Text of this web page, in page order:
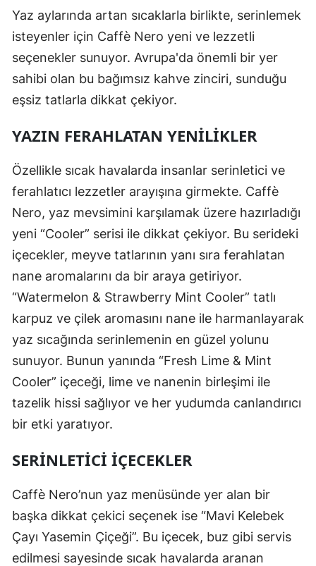
Yaz aylarında artan sıcaklarla birlikte, serinlemek
isteyenler için Caffè Nero yeni ve lezzetli
seçenekler sunuyor. Avrupa'da önemli bir yer
sahibi olan bu bağımsız kahve zinciri, sunduğu
eşsiz tatlarla dikkat çekiyor.
YAZIN FERAHLATAN YENILIKLER
Özellikle sıcak havalarda insanlar serinletici ve
ferahlatıcı lezzetler arayışına girmekte. Caffè
Nero, yaz mevsimini karşılamak üzere hazırladığı
yeni “Cooler” serisi ile dikkat çekiyor. Bu serideki
içecekler, meyve tatlarının yanı sıra ferahlatan
nane aromalarını da bir araya getiriyor.
“Watermelon & Strawberry Mint Cooler” tatlı
karpuz ve çilek aromasını nane ile harmanlayarak
yaz sıcağında serinlemenin en güzel yolunu
sunuyor. Bunun yanında “Fresh Lime & Mint
Cooler” içeceği, lime ve nanenin birleşimi ile
tazelik hissi sağlıyor ve her yudumda canlandırıcı
bir etki yaratıyor.
SERINLETICI İÇECEKLER
Caffè Nero’nun yaz menüsünde yer alan bir
başka dikkat çekici seçenek ise “Mavi Kelebek
Çayı Yasemin Çiçeği”. Bu içecek, buz gibi servis
edilmesi sayesinde sıcak havalarda aranan